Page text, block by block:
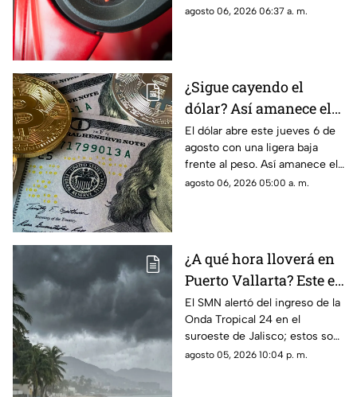
del estado de Jalisco para este
agosto 06, 2026 06:37 a. m.
¿Sigue cayendo el
dólar? Así amanece el
precio en Guadalajara
este 6 de agosto
El dólar abre este jueves 6 de
agosto con una ligera baja
frente al peso. Así amanece el
tipo de cambio en Guadalajara
agosto 06, 2026 05:00 a. m.
¿A qué hora lloverá en
Puerto Vallarta? Este es
el pronóstico del clima
para este 6 de agosto
El SMN alertó del ingreso de la
Onda Tropical 24 en el
suroeste de Jalisco; estos son
los cambios en el clima
agosto 05, 2026 10:04 p. m.